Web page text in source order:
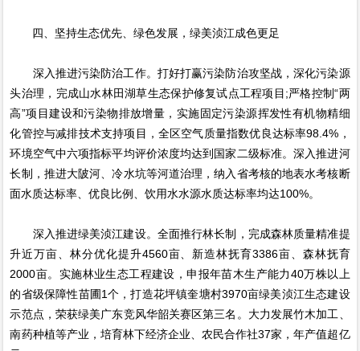
四、坚持生态优先、绿色发展，绿美浈江成色更足
深入推进污染防治工作。打好打赢污染防治攻坚战，深化污染源
头治理，完成山水林田湖草生态保护修复试点工程项目;严格控制“两
高”项目建设和污染物排放增量，实施固定污染源挥发性有机物精细
化管控与减排技术支持项目，全区空气质量指数优良达标率98.4%，
环境空气中六项指标平均评价浓度均达到国家二级标准。深入推进河
长制，推进大陂河、冷水坑等河道治理，纳入省考核的地表水考核断
面水质达标率、优良比例、饮用水水源水质达标率均达100%。
深入推进绿美浈江建设。全面推行林长制，完成森林质量精准提
升近万亩、林分优化提升4560亩、新造林抚育3386亩、森林抚育
2000亩。实施林业生态工程建设，申报年苗木生产能力40万株以上
的省级保障性苗圃1个，打造花坪镇奎塘村3970亩绿美浈江生态建设
示范点，荣获绿美广东竞风华韶关赛区第三名。大力发展竹木加工、
南药种植等产业，培育林下经济企业、农民合作社37家，年产值超亿